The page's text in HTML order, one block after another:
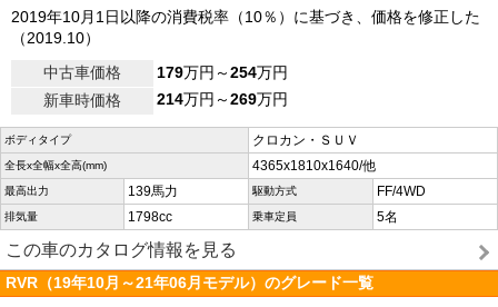
2019年10月1日以降の消費税率（10％）に基づき、価格を修正した
（2019.10）
中古車価格
179万円～254万円
新車時価格
214万円～269万円
ボディタイプ クロカン・ＳＵＶ
全長x全幅x全高(mm) 4365x1810x1640/他
最高出力 139馬力 駆動方式 FF/4WD
排気量 1798cc 乗車定員 5名
この車のカタログ情報を見る
RVR（19年10月～21年06月モデル）のグレード一覧